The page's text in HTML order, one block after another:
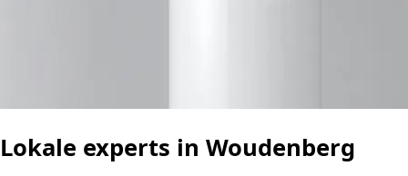
Lokale experts in Woudenberg